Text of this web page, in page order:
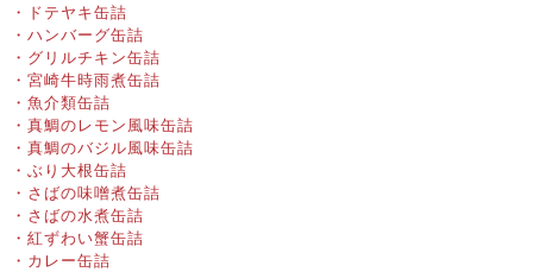
・ドテヤキ缶詰
・ハンバーグ缶詰
・グリルチキン缶詰
・宮崎牛時雨煮缶詰
・魚介類缶詰
・真鯛のレモン風味缶詰
・真鯛のバジル風味缶詰
・ぶり大根缶詰
・さばの味噌煮缶詰
・さばの水煮缶詰
・紅ずわい蟹缶詰
・カレー缶詰